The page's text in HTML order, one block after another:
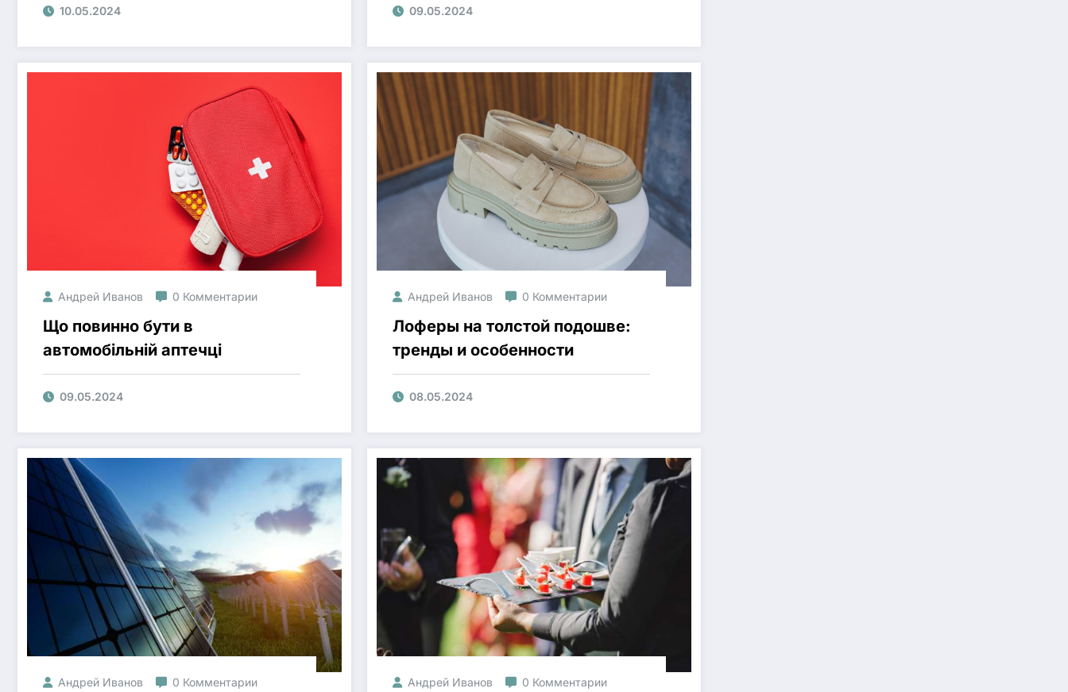
10.05.2024 09.05.2024
Андрей Иванов 0 Комментарии
Що повинно бути в
автомобільній аптечці
09.05.2024
Андрей Иванов 0 Комментарии
Лоферы на толстой подошве:
тренды и особенности
08.05.2024
Андрей Иванов 0 Комментарии Андрей Иванов 0 Комментарии